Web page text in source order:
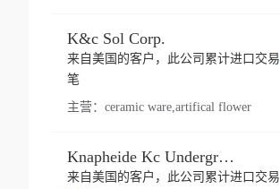
K&c Sol Corp.
来自美国的客户，此公司累计进口交易
笔
主营： ceramic ware,artifical flower
Knapheide Kc Underground
来自美国的客户，此公司累计进口交易